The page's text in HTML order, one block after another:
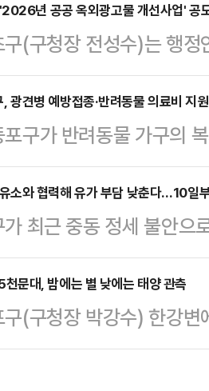
장구수리센터'는 마포장
다. 가정 방문 출장 서
장 방문 서비스 등 3가지
대상으로 보장구의 수
정문에는 이동보장구 충
공기 …
년 공공 옥외광고물 개선사업' 공
(구청장 전성수)는 행
에서 주관하는 '2026년
중 최초이자 유일하게
관공서와 공공기관이 노
환경을 제공하고, 지역
도록 지원하는 사업이
비 1억원에 구비를 더
이다.이번 사업 대상지…
광견병 예방접종·반려동물 의료비 지원
구가 반려동물 가구의
방접종 지원'과 취약계층
9일 밝혔다.구는 오는
에서 '광견병 예방접종'
될 수 있어, 가족과 이
접종 대상은 생후 3개월
동물 등록이 완료된 경
…
소와 협력해 유가 부담 낮춘다…10일
최근 중동 정세 불안으
고 위기 극복에 나선다
주유소, 서남주유소가
지난 7일 신당동주유소,
협약은 고유가로 인한 주
문대, 밤에는 별 낮에는 태양 관측
구(구청장 박강수) 한강
체험과 디저털 스포츠 체